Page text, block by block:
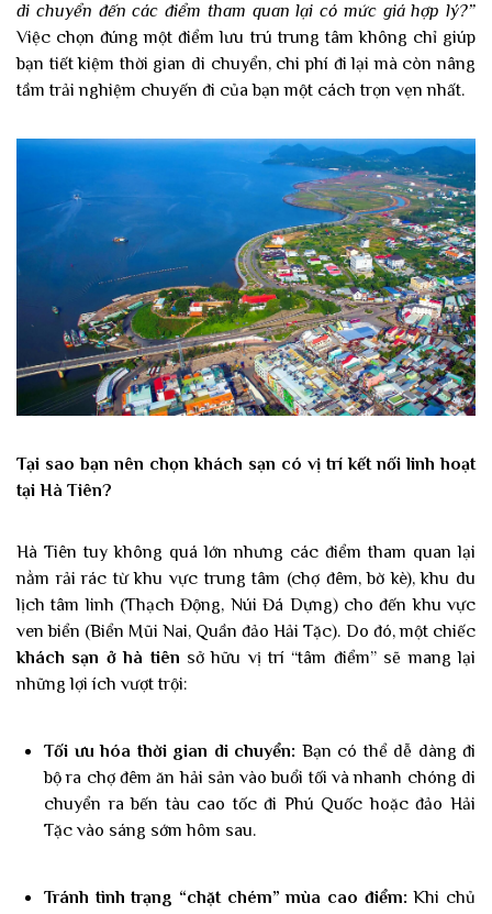
di chuyển đến các điểm tham quan lại có mức giá hợp lý?”
Việc chọn đúng một điểm lưu trú trung tâm không chỉ giúp
bạn tiết kiệm thời gian di chuyển, chi phí đi lại mà còn nâng
tầm trải nghiệm chuyến đi của bạn một cách trọn vẹn nhất.
Tại sao bạn nên chọn khách sạn có vị trí kết nối linh hoạt
tại Hà Tiên?
Hà Tiên tuy không quá lớn nhưng các điểm tham quan lại
nằm rải rác từ khu vực trung tâm (chợ đêm, bờ kè), khu du
lịch tâm linh (Thạch Động, Núi Đá Dựng) cho đến khu vực
ven biển (Biển Mũi Nai, Quần đảo Hải Tặc). Do đó, một chiếc
khách sạn ở hà tiên sở hữu vị trí “tâm điểm” sẽ mang lại
những lợi ích vượt trội:
Tối ưu hóa thời gian di chuyển: Bạn có thể dễ dàng đi
bộ ra chợ đêm ăn hải sản vào buổi tối và nhanh chóng di
chuyển ra bến tàu cao tốc đi Phú Quốc hoặc đảo Hải
Tặc vào sáng sớm hôm sau.
Tránh tình trạng “chặt chém” mùa cao điểm: Khi chủ